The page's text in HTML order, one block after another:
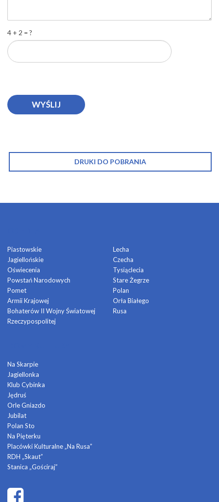
4 + 2 = ?
DRUKI DO POBRANIA
Piastowskie
Jagiellońskie
Oświecenia
Powstań Narodowych
Pomet
Armii Krajowej
Bohaterów II Wojny Światowej
Rzeczypospolitej
Lecha
Czecha
Tysiąclecia
Stare Żegrze
Polan
Orła Białego
Rusa
Na Skarpie
Jagiellonka
Klub Cybinka
Jędruś
Orle Gniazdo
Jubilat
Polan Sto
Na Pięterku
Placówki Kulturalne „Na Rusa”
RDH „Skaut”
Stanica „Gościraj”